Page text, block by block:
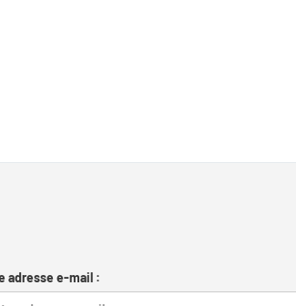
adresse e-mail :